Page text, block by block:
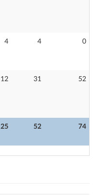
25 52 74
4 4 0
12 31 52